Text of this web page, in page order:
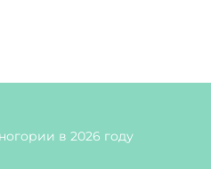
в 2026 году